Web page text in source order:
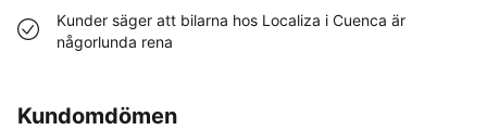
Kunder säger att bilarna hos Localiza i Cuenca är
någorlunda rena
Kundomdömen